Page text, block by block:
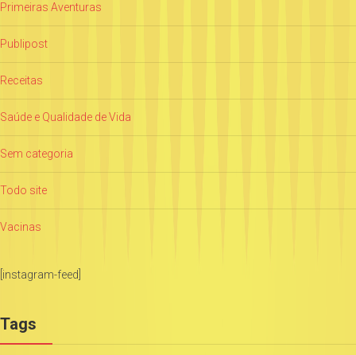
Primeiras Aventuras
Publipost
Receitas
Saúde e Qualidade de Vida
Sem categoria
Todo site
Vacinas
[instagram-feed]
Tags